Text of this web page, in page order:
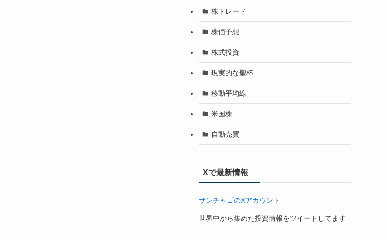
株トレード
株価予想
株式投資
現実的な聖杯
移動平均線
米国株
自動売買
Xで最新情報
サンチャゴのXアカウント
世界中から集めた投資情報をツイートしてます